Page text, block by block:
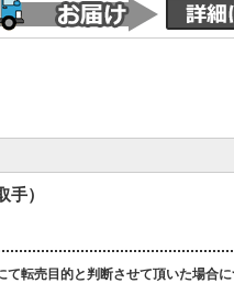
）
転売目的と判断させて頂いた場合